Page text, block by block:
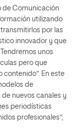
de Comunicación
utilizando
por las
innovador y que
unos
pero que
En este
de
nuevos canales y
periodísticas
profesionales”,